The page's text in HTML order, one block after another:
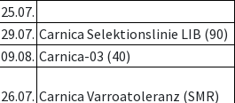
25.07.
29.07. Carnica Selektionslinie LIB (90)
09.08. Carnica-03 (40)
26.07. Carnica Varroatoleranz (SMR)